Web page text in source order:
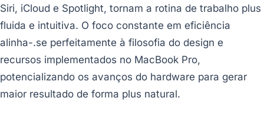
Siri, iCloud e Spotlight, tornam a rotina de trabalho plus
fluida e intuitiva. O foco constante em eficiência
alinha-.se perfeitamente à filosofia do design e
recursos implementados no MacBook Pro,
potencializando os avanços do hardware para gerar
maior resultado de forma plus natural.